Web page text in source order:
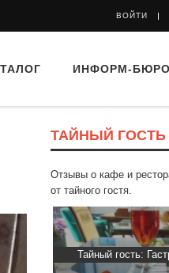
ВОЙТИ
ИНФОРМ-БЮРО
ТАЙНЫЙ ГОСТЬ
Отзывы о кафе и
от тайного гостя.
Тайный гость: